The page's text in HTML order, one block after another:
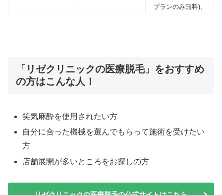
プランのみ無料)。
「リゼクリニックの医療脱毛」をおすすめ
の方はこんな人！
笑気麻酔を使用されたい方
自分に合った機械を選んでもらって施術を受けたい
方
店舗展開が多いところをお探しの方